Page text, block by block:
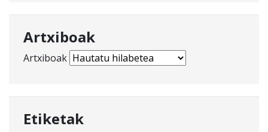
Artxiboak
Artxiboak
Etiketak